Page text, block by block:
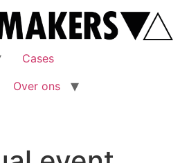
Cases
Over ons